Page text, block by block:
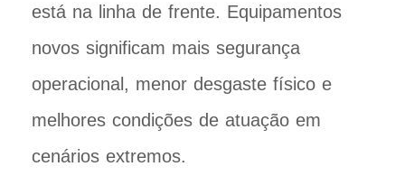
está na linha de frente. Equipamentos
novos significam mais segurança
operacional, menor desgaste físico e
melhores condições de atuação em
cenários extremos.